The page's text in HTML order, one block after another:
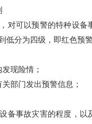
对可以预警的特种设
低分为四级，即红色预
现险情；
关部门发出预警信息；
备事故灾害的程度，